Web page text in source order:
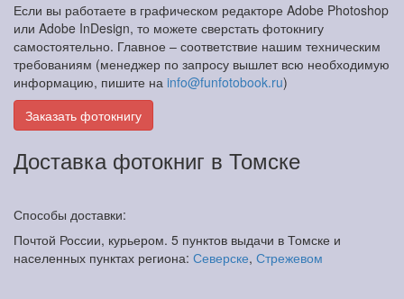
Если вы работаете в графическом редакторе Adobe Photoshop
или Adobe InDesign, то можете сверстать фотокнигу
самостоятельно. Главное – соответствие нашим техническим
требованиям (менеджер по запросу вышлет всю необходимую
информацию, пишите на info@funfotobook.ru)
Заказать фотокнигу
Доставка фотокниг в Томске
Способы доставки:
Почтой России, курьером. 5 пунктов выдачи в Томске и
населенных пунктах региона: Северске, Стрежевом